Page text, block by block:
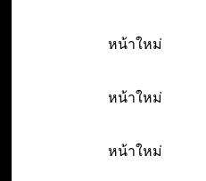
หน้าใหม่
หน้าใหม่
หน้าใหม่